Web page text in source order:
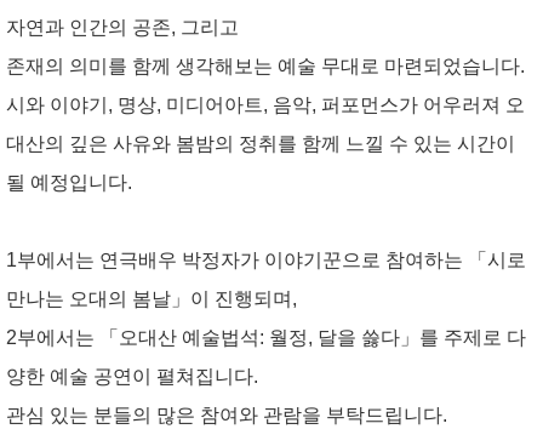
자연과 인간의 공존, 그리고
존재의 의미를 함께 생각해보는 예술 무대로 마련되었습니다.
시와 이야기, 명상, 미디어아트, 음악, 퍼포먼스가 어우러져 오
대산의 깊은 사유와 봄밤의 정취를 함께 느낄 수 있는 시간이
될 예정입니다.
1부에서는 연극배우 박정자가 이야기꾼으로 참여하는 「시로
만나는 오대의 봄날」이 진행되며,
2부에서는
「오대산 예술법석: 월정, 달을 쓿다」 를 주제로 다
양한 예술 공연이 펼쳐집니다.
관심 있는 분들의 많은 참여와 관람을 부탁드립니다.